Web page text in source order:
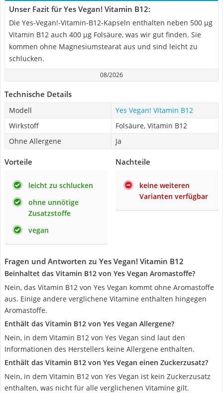
Unser Fazit für Yes Vegan! Vitamin B12:
Die Yes-Vegan!-Vitamin-B12-Kapseln enthalten neben 500 µg
Vitamin B12 auch 400 µg Folsäure, was wir gut finden. Sie
kommen ohne Magnesiumstearat aus und sind leicht zu
schlucken.
08/2026
Technische Details
Modell
Yes Vegan! Vitamin B12
Wirkstoff
Folsäure, Vitamin B12
Ohne Allergene
Ja
Vorteile
leicht zu schlucken
ohne unnötige
Zusatzstoffe
vegan
Nachteile
keine weiteren
Varianten verfügbar
Fragen und Antworten zu Yes Vegan! Vitamin B12
Beinhaltet das Vitamin B12 von Yes Vegan Aromastoffe?
Nein, das Vitamin B12 von Yes Vegan kommt ohne Aromastoffe
aus. Einige andere verglichene Vitamine enthalten hingegen
Aromastoffe.
Enthält das Vitamin B12 von Yes Vegan Allergene?
Nein, in dem Vitamin B12 von Yes Vegan sind laut den
Informationen des Herstellers keine Allergene enthalten.
Enthält das Vitamin B12 von Yes Vegan einen Zuckerzusatz?
Nein, in dem Vitamin B12 von Yes Vegan ist kein Zuckerzusatz
enthalten, was nicht für alle verglichenen Vitamine gilt.